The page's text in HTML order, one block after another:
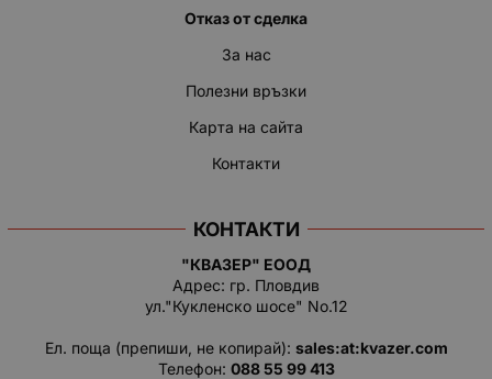
Отказ от сделка
За нас
Полезни връзки
Карта на сайта
Контакти
КОНТАКТИ
"КВАЗЕР" ЕООД
Адрес: гр. Пловдив
ул."Кукленско шосе" No.12
Ел. поща (препиши, не копирай): salеs:at:kvazer.cоm
Телефон: 088 55 99 413